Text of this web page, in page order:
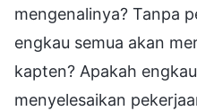
mengenalinya? Tanpa
engkau semua akan
kapten? Apakah
menyelesaikan